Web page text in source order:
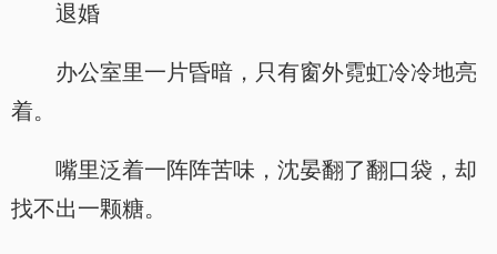
退婚
办公室里一片昏暗，只有窗外霓虹冷冷地亮
着。
嘴里泛着一阵阵苦味，沈晏翻了翻口袋，却
找不出一颗糖。